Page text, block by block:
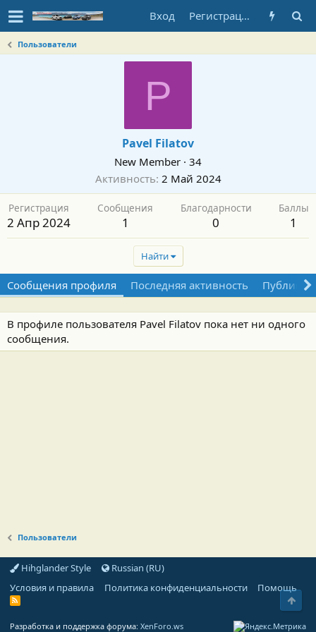
Вход Регистрация
Пользователи
P
Pavel Filatov
New Member · 34
Активность 2 Май 2024
Регистрация
2 Апр 2024
Сообщения
1
Благодарности
0
Баллы
1
Найти
Сообщения профиля Последняя активность
В профиле пользователя Pavel Filatov пока нет ни одного
сообщения.
Пользователи
Hihglander Style
Russian (RU)
Условия и правила
Политика конфиденциальности Помощь
R
Разработка и поддержка форума: XenForo.ws